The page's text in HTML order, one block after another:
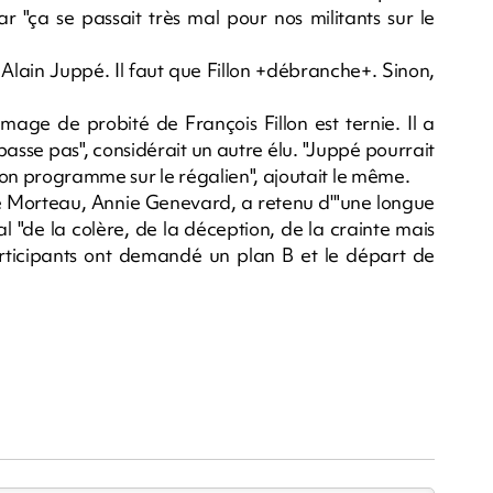
"ça se passait très mal pour nos militants sur le
Juppé. Il faut que Fillon +débranche+. Sinon,
de probité de François Fillon est ternie. Il a
pas", considérait un autre élu. "Juppé pourrait
programme sur le régalien", ajoutait le même.
Annie Genevard, a retenu d'"une longue
"de la colère, de la déception, de la crainte mais
ont demandé un plan B et le départ de